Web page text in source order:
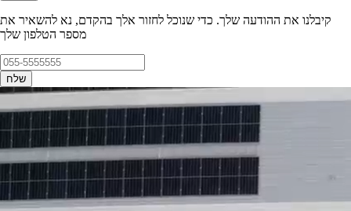
קיבלנו את ההודעה שלך. כדי שנוכל לחזור אלך בהקדם, נא להשאיר את
מספר הטלפון שלך
שלח